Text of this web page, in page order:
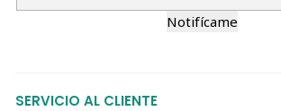
Notifícame
SERVICIO AL CLIENTE